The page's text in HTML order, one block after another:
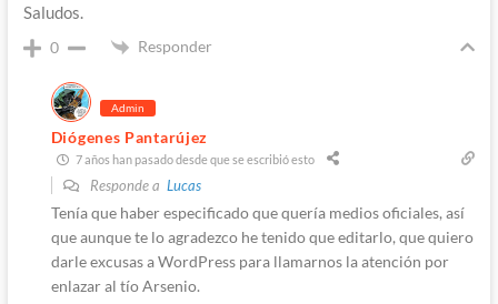
Saludos.
0 Responder
Admin
Diógenes Pantarújez
7 años han pasado desde que se escribió esto
Responde a Lucas
Tenía que haber especificado que quería medios oficiales, así
que aunque te lo agradezco he tenido que editarlo, que quiero
darle excusas a WordPress para llamarnos la atención por
enlazar al tío Arsenio.